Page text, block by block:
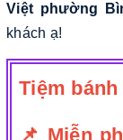
Việt phường
khách ạ!
Tiệm
📌 Miễn